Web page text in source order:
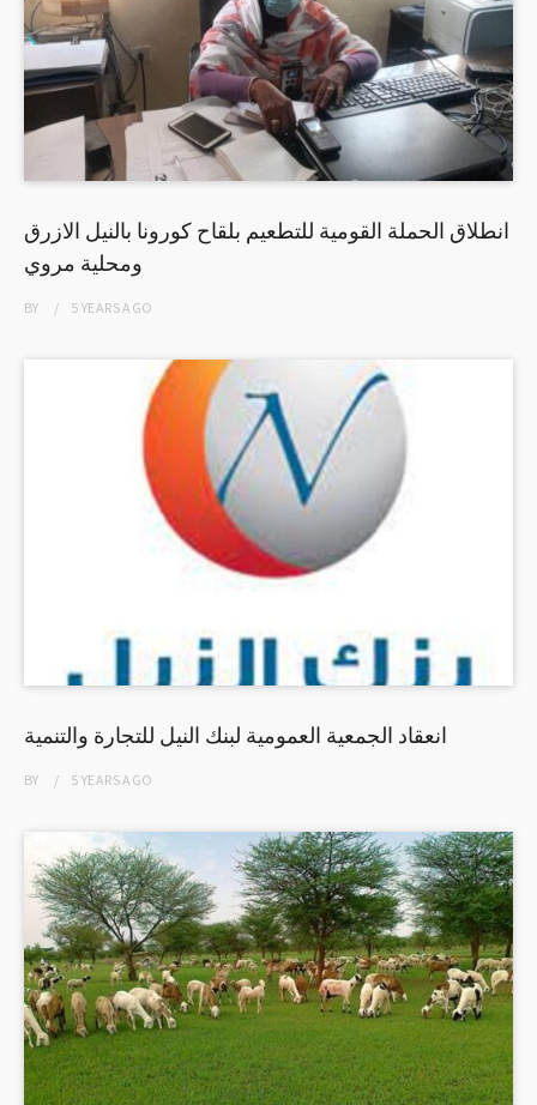
انطلاق الحملة القومية للتطعيم بلقاح كورونا بالنيل الازرق
ومحلية مروي
BY 5 YEARSAGO
انعقاد الجمعية العمومية لبنك النيل للتجارة والتنمية
BY 5 YEARSAGO